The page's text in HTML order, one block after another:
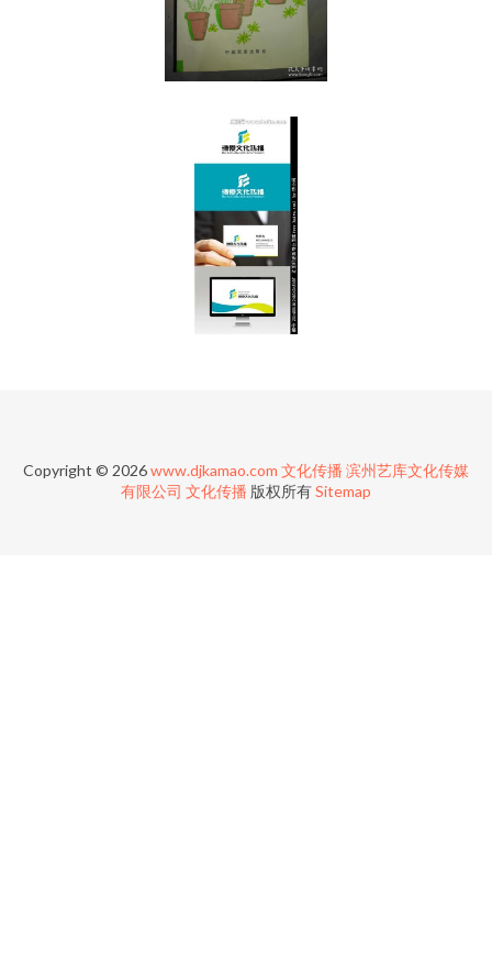
Copyright © 2026www.djkamao.com 文化传播 滨州艺库文化传媒
有限公司 文化传播 版权所有Sitemap